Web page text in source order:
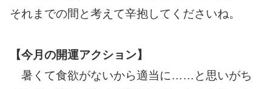
それまでの間と考えて辛抱してくださいね。
【今月の開運アクション】
暑くて食欲がないから適当に……と思いがち